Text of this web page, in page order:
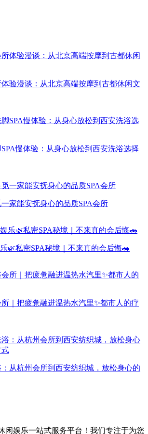
验漫谈：从北京高端按摩到古都休闲文
慢体验：从身心放松到西安洗浴选择
家能安抚身心的品质SPA会所
🌿私密SPA秘境｜不来真的会后悔🚗
｜把疲惫融进温热水汽里✨都市人的疗
从杭州会所到西安纺织城，放松身心的
闲娱乐一站式服务平台！我们专注于为您